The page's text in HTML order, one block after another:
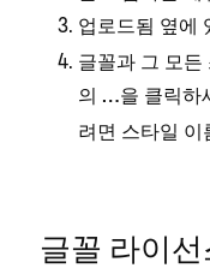
업로드됨 옆에
글꼴과 그 모든
의 …을 클릭하
려면 스타일 이
글꼴 라이선